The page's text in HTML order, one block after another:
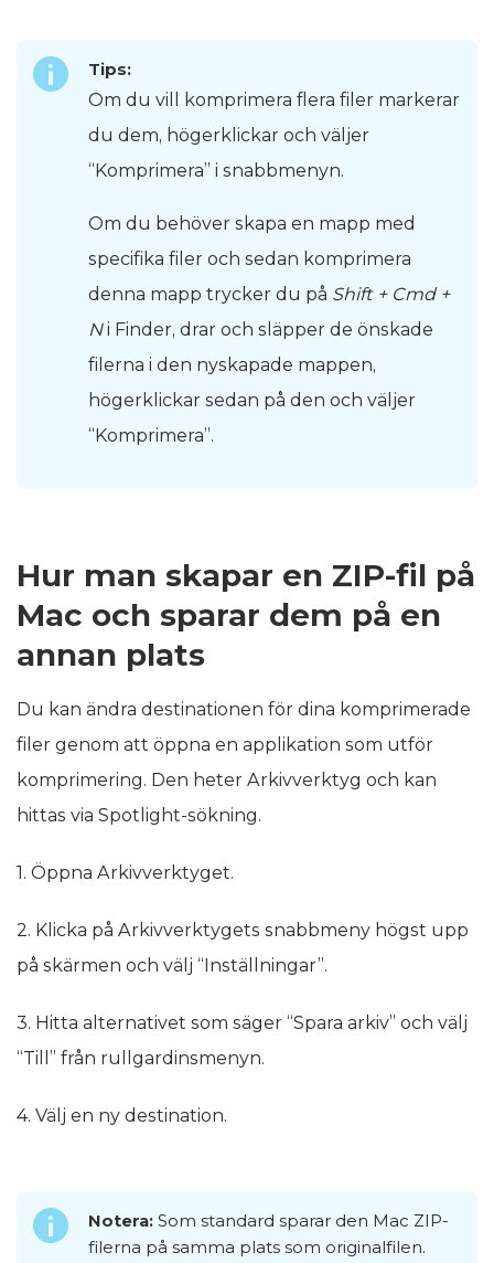
Tips:
Om du vill komprimera flera filer markerar
du dem, högerklickar och väljer
“Komprimera” i snabbmenyn.
Om du behöver skapa en mapp med
specifika filer och sedan komprimera
denna mapp trycker du på Shift + Cmd +
Ni Finder, drar och släpper de önskade
filerna i den nyskapade mappen,
högerklickar sedan på den och väljer
“Komprimera”.
Hur man skapar en ZIP-fil på
Mac och sparar dem på en
annan plats
Du kan ändra destinationen för dina komprimerade
filer genom att öppna en applikation som utför
komprimering. Den heter Arkivverktyg och kan
hittas via Spotlight-sökning.
1. Öppna Arkivverktyget.
2. Klicka på Arkivverktygets snabbmeny högst upp
på skärmen och välj “Inställningar”.
3. Hitta alternativet som säger “Spara arkiv” och välj
“Till” från rullgardinsmenyn.
4. Välj en ny destination.
Notera: Som standard sparar den Mac ZIP-
filerna på samma plats som originalfilen.